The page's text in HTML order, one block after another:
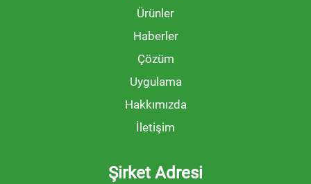
Ürünler
Haberler
Çözüm
Uygulama
Hakkımızda
İletişim
Şirket Adresi